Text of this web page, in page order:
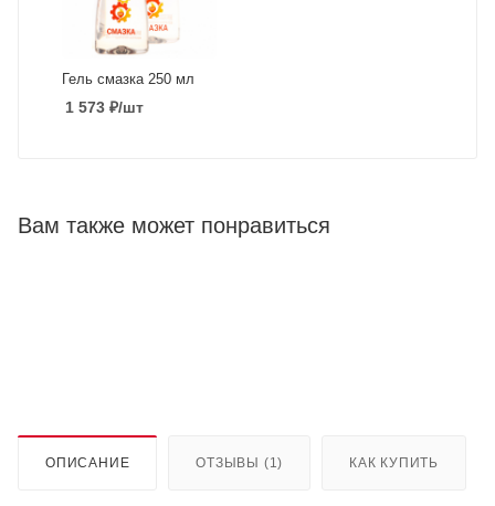
Гель смазка 250 мл
1 573₽/шт
Вам также может понравиться
ОПИСАНИЕ ОТЗЫВЫ (1) КАК КУПИТЬ